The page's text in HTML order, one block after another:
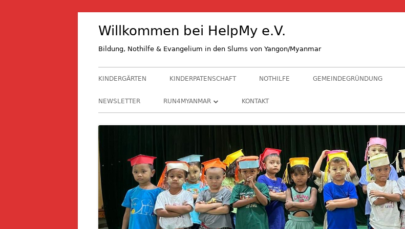
Willkommen bei HelpMy e.V.
Bildung, Nothilfe & Evangelium in den Slums von Yangon/Myanmar
Primäres
Menü
KINDERGÄRTEN KINDERPATENSCHAFT NOTHILFE GEMEINDEGRÜNDUNG
NEWSLETTER RUN4MYANMAR
RUN4M 2021
KONTAKT